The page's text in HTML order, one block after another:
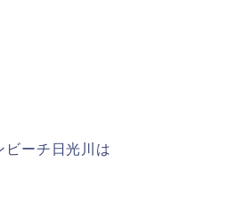
ビーチ日光川は